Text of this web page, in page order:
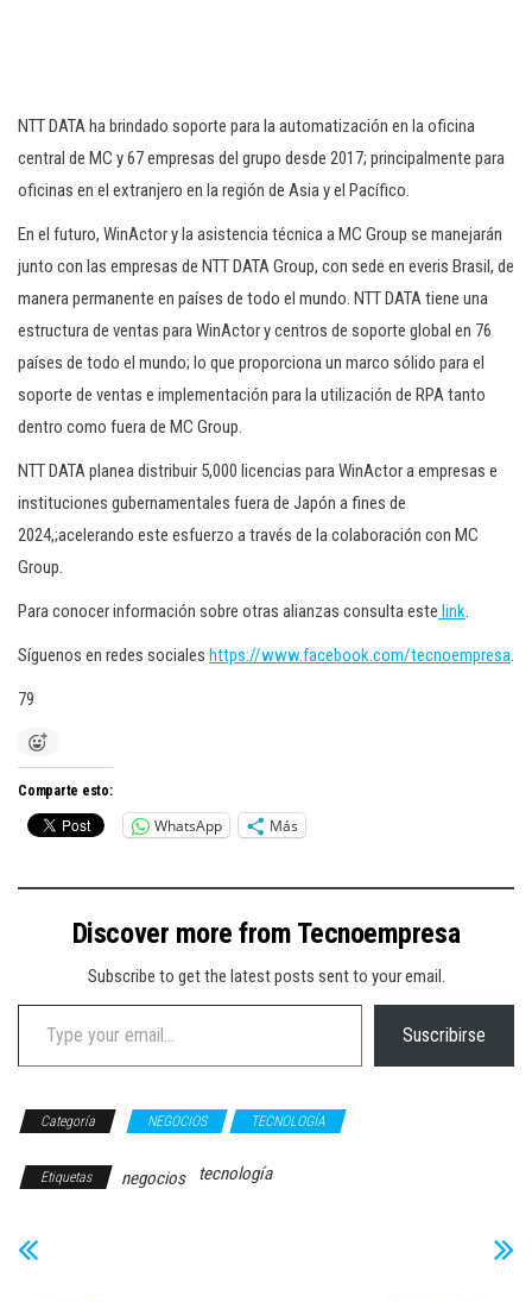
NTT DATA ha brindado soporte para la automatización en la oficina
central de MC y 67 empresas del grupo desde 2017; principalmente para
oficinas en el extranjero en la región de Asia y el Pacífico.
En el futuro, WinActor y la asistencia técnica a MC Group se manejarán
junto con las empresas de NTT DATA Group, con sede en everis Brasil, de
manera permanente en países de todo el mundo. NTT DATA tiene una
estructura de ventas para WinActor y centros de soporte global en 76
países de todo el mundo; lo que proporciona un marco sólido para el
soporte de ventas e implementación para la utilización de RPA tanto
dentro como fuera de MC Group.
NTT DATA planea distribuir 5,000 licencias para WinActor a empresas e
instituciones gubernamentales fuera de Japón a fines de
2024,;acelerando este esfuerzo a través de la colaboración con MC
Group.
Para conocer información sobre otras alianzas consulta este link.
Síguenos en redes sociales https://www.facebook.com/tecnoempresa.
79
Comparte esto:
WhatsApp Más
Discover more from Tecnoempresa
Subscribe to get the latest posts sent to your email.
Type your email…
Suscribirse
Categoría NEGOCIOS TECNOLOGÍA
Etiquetas negocios tecnología